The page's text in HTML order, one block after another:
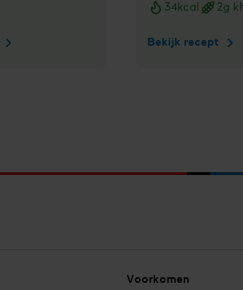
Gevulde
34kcal 2g
Bekijk recept
Voorkomen